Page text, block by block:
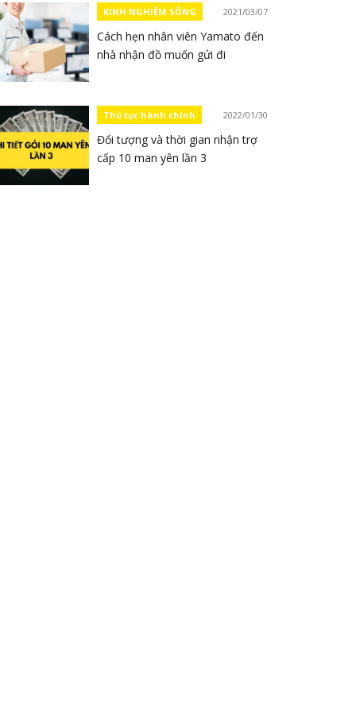
KINH NGHIỆM SỐNG 2021/03/07
Cách hẹn nhân viên Yamato đến
nhà nhận đồ muốn gửi đi
Thủ tục hành chính 2022/01/30
Đối tượng và thời gian nhận trợ
cấp 10 man yên lần 3